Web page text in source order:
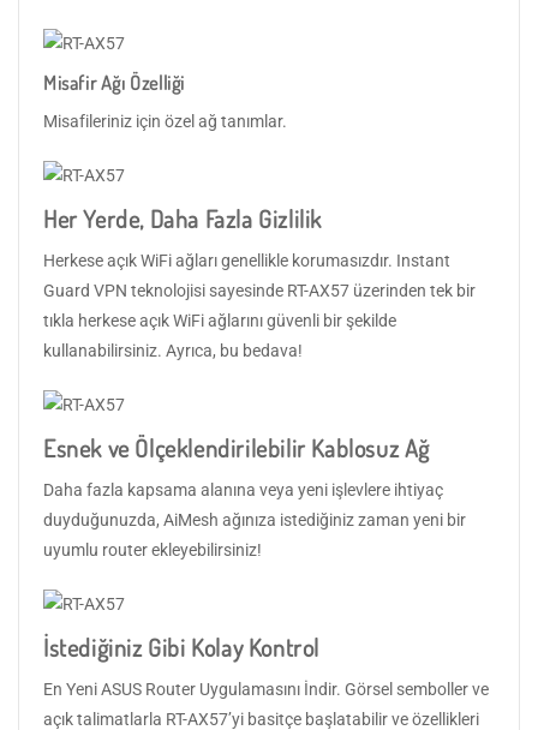
Misafir Ağı Özelliği
Misafileriniz için özel ağ tanımlar.
Her Yerde, Daha Fazla Gizlilik
Herkese açık WiFi ağları genellikle korumasızdır. Instant
Guard VPN teknolojisi sayesinde RT-AX57 üzerinden tek bir
tıkla herkese açık WiFi ağlarını güvenli bir şekilde
kullanabilirsiniz. Ayrıca, bu bedava!
Esnek ve Ölçeklendirilebilir Kablosuz Ağ
Daha fazla kapsama alanına veya yeni işlevlere ihtiyaç
duyduğunuzda, AiMesh ağınıza istediğiniz zaman yeni bir
uyumlu router ekleyebilirsiniz!
İstediğiniz Gibi Kolay Kontrol
En Yeni ASUS Router Uygulamasını İndir. Görsel semboller ve
açık talimatlarla RT-AX57’yi basitçe başlatabilir ve özellikleri